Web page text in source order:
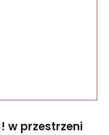
w przestrzeni